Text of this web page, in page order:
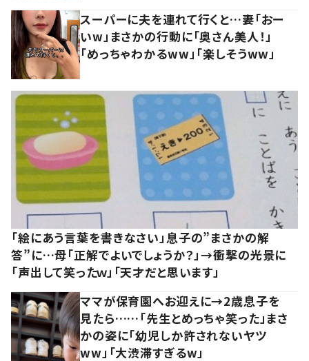
スーパーに夫を連れて行くと…妻「おー
いw」まさかの行動に「奥さん美人！」
「めっちゃわかるww」「楽しそうww」
「絵にあう言葉を書きなさい」息子の”まさかの解
答”に…母「正解でよいでしょうか？」→衝撃の光景に
「声出して笑ったｗ」「天才だと思います」
ママが保育園へお迎えに→2歳息子を
見たら……「先生とめっちゃ笑った」まさ
かの姿に「幼児しか許されないヤツ
ww」「大渋滞すぎるw」